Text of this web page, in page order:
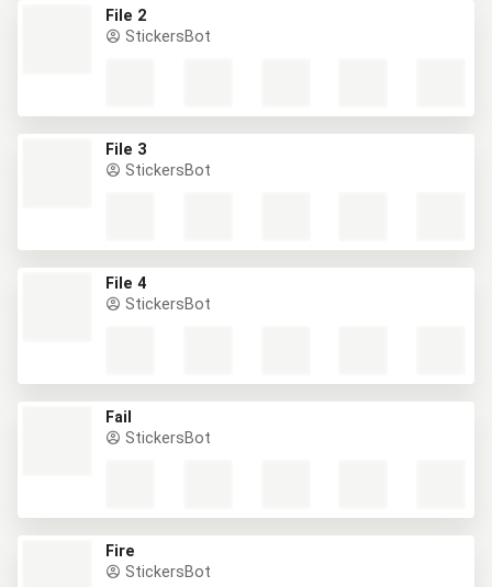
File 2
StickersBot
File 3
StickersBot
File 4
StickersBot
Fail
StickersBot
Fire
StickersBot